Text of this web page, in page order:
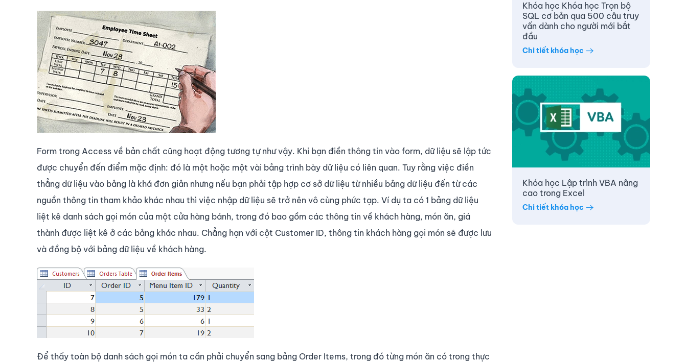
Form trong Access về bản chất cũng hoạt động tương tự như vậy. Khi bạn điền thông tin vào form, dữ liệu sẽ lập tức
được chuyển đến điểm mặc định: đó là một hoặc một vài bảng trình bày dữ liệu có liên quan. Tuy rằng việc điền
thẳng dữ liệu vào bảng là khá đơn giản nhưng nếu bạn phải tập hợp cơ sở dữ liệu từ nhiều bảng dữ liệu đến từ các
nguồn thông tin tham khảo khác nhau thì việc nhập dữ liệu sẽ trở nên vô cùng phức tạp. Ví dụ ta có 1 bảng dữ liệu
liệt kê danh sách gọi món của một cửa hàng bánh, trong đó bao gồm các thông tin về khách hàng, món ăn, giá
thành được liệt kê ở các bảng khác nhau. Chẳng hạn với cột Customer ID, thông tin khách hàng gọi món sẽ được lưu
và đồng bộ với bảng dữ liệu về khách hàng.
Để thấy toàn bộ danh sách gọi món ta cần phải chuyển sang bảng Order Items, trong đó từng món ăn có trong thực
Khóa học Khóa học Trọn bộ
SQL cơ bản qua 500 câu truy
vấn dành cho người mới bắt
đầu
Chi tiết khóa học
Khóa học Lập trình VBA nâng
cao trong Excel
Chi tiết khóa học